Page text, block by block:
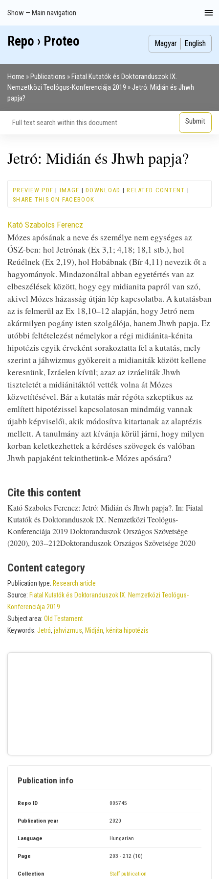
Main
navigation
Show — Main navigation
Index
Publications
Theses
Images
Contributors
Repo › Proteo Magyar English
Breadcrumb
Home Publications
Fiatal Kutatók és Doktoranduszok IX.
Nemzetközi Teológus-Konferenciája 2019
Jetró: Midián és Jhwh
papja?
Jetró: Midián és Jhwh papja?
PREVIEW PDF | IMAGE |DOWNLOAD |RELATED CONTENT |
SHARE THIS ON FACEBOOK
Contributor
Kató Szabolcs Ferencz
Mózes apósának a neve és személye nem egységes az
ÓSZ-ben: hol Jetrónak (Ex 3,1; 4,18; 18,1 stb.), hol
Reúélnek (Ex 2,19), hol Hobábnak (Bír 4,11) nevezik őt a
hagyományok. Mindazonáltal abban egyetértés van az
elbeszélések között, hogy egy midianita papról van szó,
akivel Mózes házasság útján lép kapcsolatba. A kutatásban
az is felmerül az Ex 18,10–12 alapján, hogy Jetró nem
akármilyen pogány isten szolgálója, hanem Jhwh papja. Ez
utóbbi feltételezést némelykor a régi midiánita-kénita
hipotézis egyik érveként sorakoztatta fel a kutatás, mely
szerint a jáhwizmus gyökereit a midianiták között kellene
keresnünk, Izráelen kívül; azaz az izráeliták Jhwh
tiszteletét a midiánitáktól vették volna át Mózes
közvetítésével. Bár a kutatás már régóta szkeptikus az
említett hipotézissel kapcsolatosan mindmáig vannak
újabb képviselői, akik módosítva kitartanak az alaptézis
mellett. A tanulmány azt kívánja körül járni, hogy milyen
korban keletkezhettek a kérdéses szövegek és valóban
Jhwh papjaként tekinthetünk-e Mózes apósára?
Cite this content
Kató Szabolcs Ferencz: Jetró: Midián és Jhwh papja?. In: Fiatal
Kutatók és Doktoranduszok IX. Nemzetközi Teológus-
Konferenciája 2019 Doktoranduszok Országos Szövetsége
(2020), 203--212Doktoranduszok Országos Szövetsége 2020
Content category
Publication type: Research article
Source: Fiatal Kutatók és Doktoranduszok IX. Nemzetközi Teológus-
Konferenciája 2019
Subject area: Old Testament
Keywords: Jetró, jahvizmus, Midján, kénita hipotézis
Publication info
Repo ID 005745
Publication year 2020
Language Hungarian
Page 203 - 212 (10)
Collection Staff publication